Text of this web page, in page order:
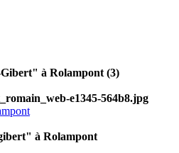
à Rolampont (3)
e1345-564b8.jpg
à Rolampont